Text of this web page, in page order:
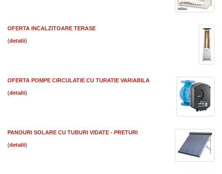
OFERTA INCALZITOARE TERASE
( )
OFERTA POMPE CIRCULATIE CU TURATIE VARIABILA
( )
PANOURI SOLARE CU TUBURI VIDATE - PRETURI
( )